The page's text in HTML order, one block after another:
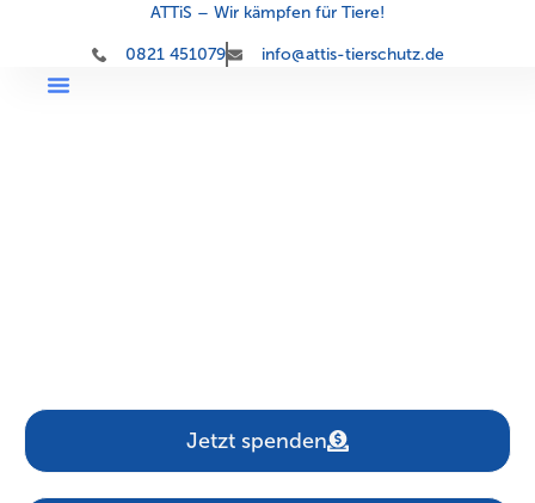
ATTiS – Wir kämpfen für Tiere!
0821 451079 info@attis-tierschutz.de
Jetzt spenden